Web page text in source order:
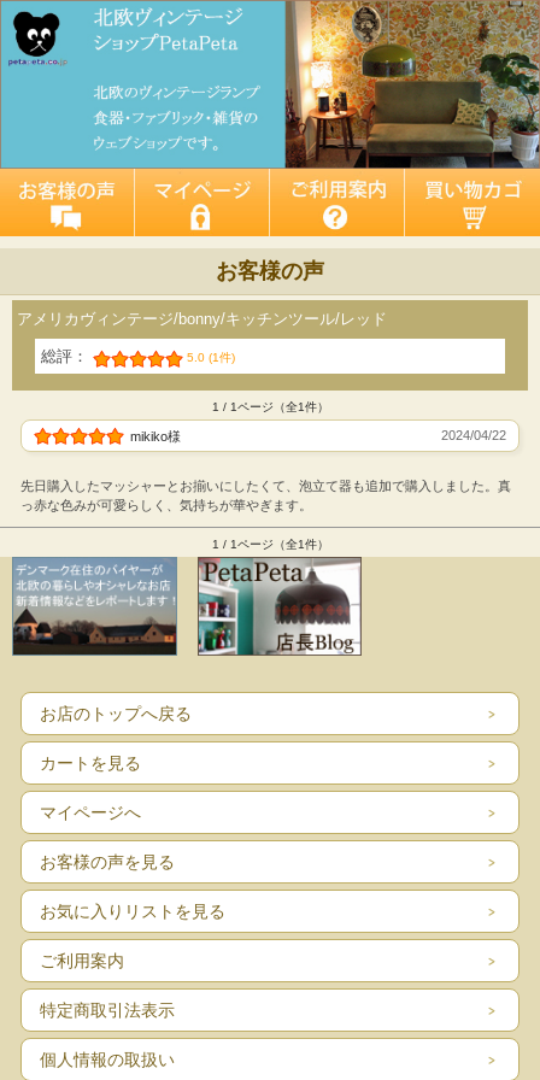
お客様の声
アメリカヴィンテージ/bonny/キッチンツール/レッド
総評： 5.0 (1件)
1 / 1ページ（全1件）
mikiko様 2024/04/22
先日購入したマッシャーとお揃いにしたくて、泡立て器も追加で購入しました。真
っ赤な色みが可愛らしく、気持ちが華やぎます。
1 / 1ページ（全1件）
お店のトップへ戻る
カートを見る
マイページへ
お客様の声を見る
お気に入りリストを見る
ご利用案内
特定商取引法表示
個人情報の取扱い